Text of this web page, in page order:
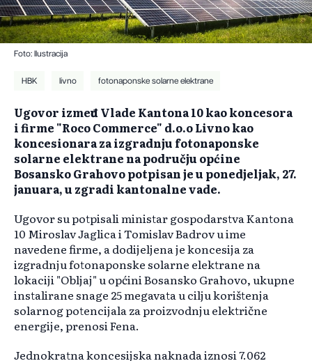
Foto: Ilustracija
HBK livno fotonaponske solarne elektrane
Ugovor između Vlade Kantona 10 kao koncesora
i firme "Roco Commerce" d.o.o Livno kao
koncesionara za izgradnju fotonaponske
solarne elektrane na području općine
Bosansko Grahovo potpisan je u ponedjeljak, 27.
januara, u zgradi kantonalne vade.
Ugovor su potpisali ministar gospodarstva Kantona
10 Miroslav Jaglica i Tomislav Badrov u ime
navedene firme, a dodijeljena je koncesija za
izgradnju fotonaponske solarne elektrane na
lokaciji "Obljaj" u općini Bosansko Grahovo, ukupne
instalirane snage 25 megavata u cilju korištenja
solarnog potencijala za proizvodnju električne
energije, prenosi Fena.
Jednokratna koncesijska naknada iznosi 7.062